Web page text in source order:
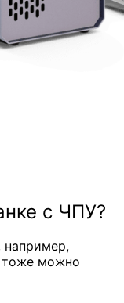
с ЧПУ?
например,
тоже можно